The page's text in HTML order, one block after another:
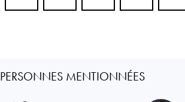
PERSONNES MENTIONNÉES